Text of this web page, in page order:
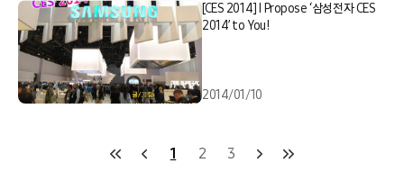
[CES 2014] I Propose ‘삼성전자 CES
2014’ to You!
2014/01/10
1 2 3